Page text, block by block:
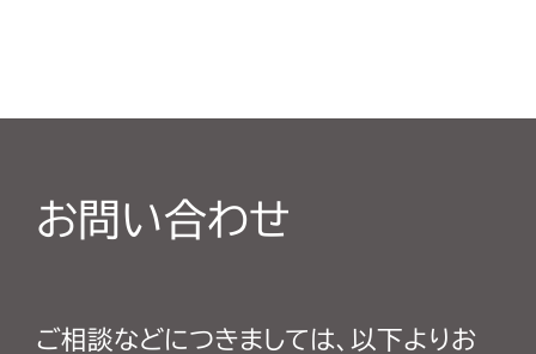
お問い合わせ
ご相談などにつきましては、以下よりお